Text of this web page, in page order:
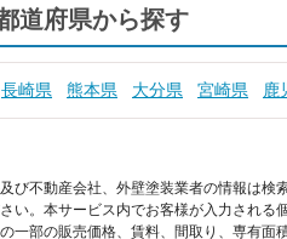
道府県から探す
長崎県 熊本県 大分県 宮崎県 鹿
び不動産会社、外壁塗装業者の情報は
い。 本サービス内でお客様が入力される
一部の販売価格、賃料、間取り、専有面